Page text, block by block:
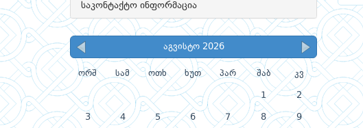
საკონტაქტო ინფორმაცია
აგვისტო 2026
ორშ სამ ოთხ ხუთ პარ შაბ კვ
1 2
3 4 5 6 7 8 9